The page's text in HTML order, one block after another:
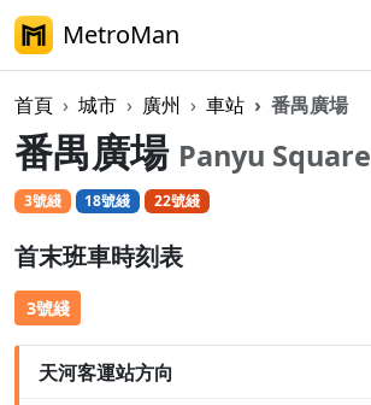
MetroMan
首頁 城市 廣州 車站 番禺廣場
番禺廣場 Panyu Square
3號綫 18號綫 22號綫
首末班車時刻表
3號綫
天河客運站方向